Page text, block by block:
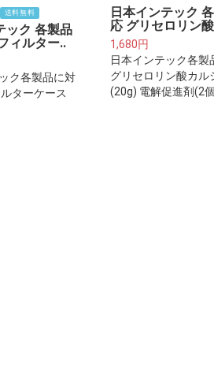
送料無料
ック 各製品
ィルター..
ク各製品に対
ターケース
日本インテック
応 グリセロリン
1,680円
日本インテック各製
グリセロリン酸カル
(20g) 電解促進剤(2